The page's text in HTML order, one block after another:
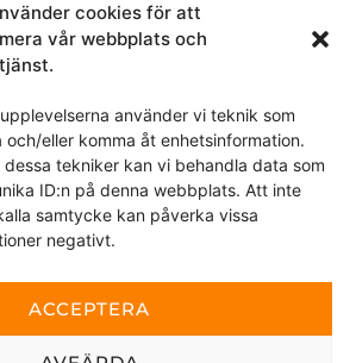
cookies för att
vår webbplats och
använder vi teknik som
eller komma åt enhetsinformation.
tekniker kan vi behandla data som
ID:n på denna webbplats. Att inte
samtycke kan påverka vissa
negativt.
ACCEPTERA